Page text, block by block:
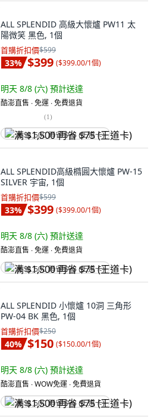
ALL SPLENDID 高級大懷爐 PW11 太
陽微笑 黑色, 1個
首購折扣價$599
33% $399 ($399.00/1個)
明天 8/8 (六) 預計送達
酷澎直售 ∙ 免運 ∙ 免費退貨
(1)
满 $1,500 再省 $75 (王道卡)
ALL SPLENDID高級橢圓大懷爐 PW-15
SILVER 宇宙, 1個
首購折扣價$599
33% $399 ($399.00/1個)
明天 8/8 (六) 預計送達
酷澎直售 ∙ 免運 ∙ 免費退貨
满 $1,500 再省 $75 (王道卡)
ALL SPLENDID 小懷爐 10洞 三角形
PW-04 BK 黑色, 1個
首購折扣價$250
40% $150 ($150.00/1個)
明天 8/8 (六) 預計送達
酷澎直售 ∙ WOW免運 ∙ 免費退貨
满 $1,500 再省 $75 (王道卡)